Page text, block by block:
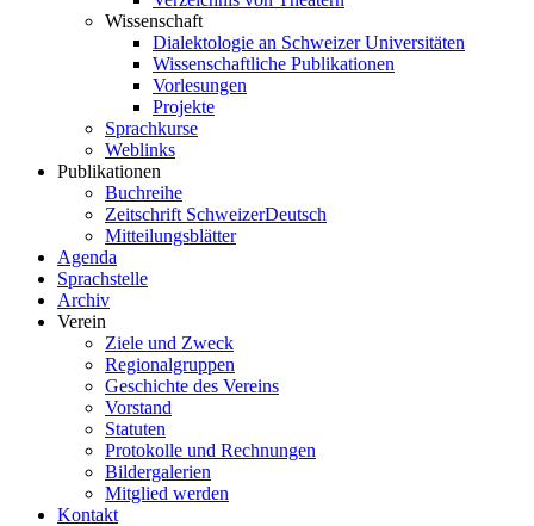
Wissenschaft
Dialektologie an Schweizer Universitäten
Wissenschaftliche Publikationen
Vorlesungen
Projekte
Sprachkurse
Weblinks
Publikationen
Buchreihe
Zeitschrift SchweizerDeutsch
Mitteilungsblätter
Agenda
Sprachstelle
Archiv
Verein
Ziele und Zweck
Regionalgruppen
Geschichte des Vereins
Vorstand
Statuten
Protokolle und Rechnungen
Bildergalerien
Mitglied werden
Kontakt